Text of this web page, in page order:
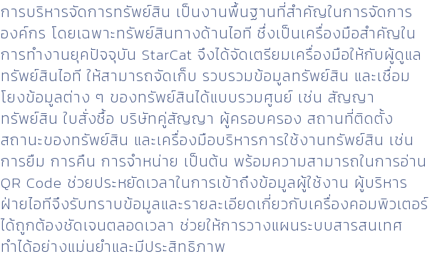
การบริหารจัดการทรัพย์สิน เป็นงานพื้นฐานที่สำคัญในการจัดการ
องค์กร โดยเฉพาะทรัพย์สินทางด้านไอที ซึ่งเป็นเครื่องมือสำคัญใน
การทำงานยุคปัจจุบัน StarCat จึงได้จัดเตรียมเครื่องมือให้กับผู้ดูแล
ทรัพย์สินไอที ให้สามารถจัดเก็บ รวบรวมข้อมูลทรัพย์สิน และเชื่อม
โยงข้อมูลต่าง ๆ ของทรัพย์สินได้แบบรวมศูนย์ เช่น สัญญา
ทรัพย์สิน ใบสั่งซื้อ บริษัทคู่สัญญา ผู้ครอบครอง สถานที่ติดตั้ง
สถานะของทรัพย์สิน และเครื่องมือบริหารการใช้งานทรัพย์สิน เช่น
การยืม การคืน การจำหน่าย เป็นต้น พร้อมความสามารถในการอ่าน
QR Code ช่วยประหยัดเวลาในการเข้าถึงข้อมูลผู้ใช้งาน ผู้บริหาร
ฝ่ายไอทีจึงรับทราบข้อมูลและรายละเอียดเกี่ยวกับเครื่องคอมพิวเตอร์
ได้ถูกต้องชัดเจนตลอดเวลา ช่วยให้การวางแผนระบบสารสนเทศ
ทำได้อย่างแม่นยำและมีประสิทธิภาพ